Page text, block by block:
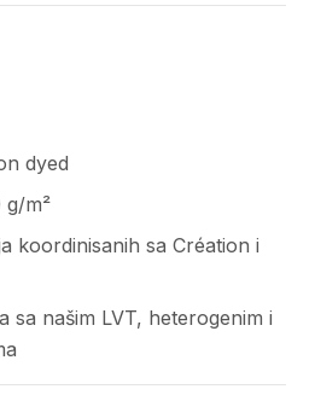
dyed
g/m²
koordinisanih sa Création i
sa našim LVT, heterogenim i